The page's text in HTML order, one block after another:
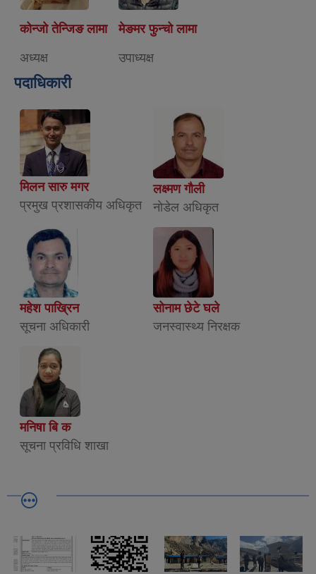
कोन्जो तेन्जिङ लामा
अध्यक्ष
मेङमर फुन्चो लामा
उपाध्यक्ष
पदाधिकारी
मिलन सारु मगर
प्रमुख प्रशासकीय अधिकृत
लक्ष्मण गौली
नाेडेल अधिकृत
महेश पाख्रिन
सूचना अधिकारी
सोनाम छेटे घले
जनस्वास्थ्य निरक्षक
मनिषा बि क
सूचना प्रविधि शाखा